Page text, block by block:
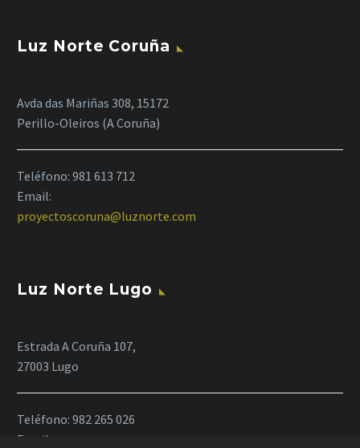
Luz Norte Coruña
Avda das Mariñas 308, 15172
Perillo-Oleiros (A Coruña)
Teléfono: 981 613 712
Email:
proyectoscoruna@luznorte.com
Luz Norte Lugo
Estrada A Coruña 107,
27003 Lugo
Teléfono: 982 265 026
Email: